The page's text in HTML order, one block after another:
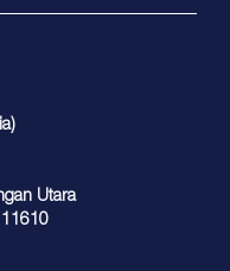
Utara
11610